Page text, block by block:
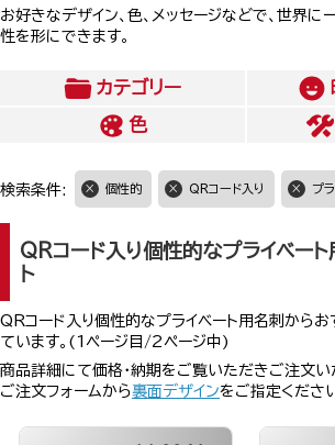
お好きなデザイン、色、メッセージなどで、世界
性を形にできます。
カテゴリー
色
検索条件: 個性的 QRコード入り プ
QRコード入り個性的なプライベー
ト
QRコード入り個性的なプライベート用名刺から
ています。(1ページ目/2ページ中)
商品詳細にて価格・納期をご覧いただきご注文い
ご注文フォームから裏面デザインをご指定ください